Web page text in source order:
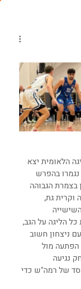
הלאומית יצא
כולם נגמרו בהפרש
בצמרת הגבוהה
וקרית גת,
הליגה על הגב,
ניצחון חשוב
הפתעה מול
נגיעה
של רמה"ש כדי